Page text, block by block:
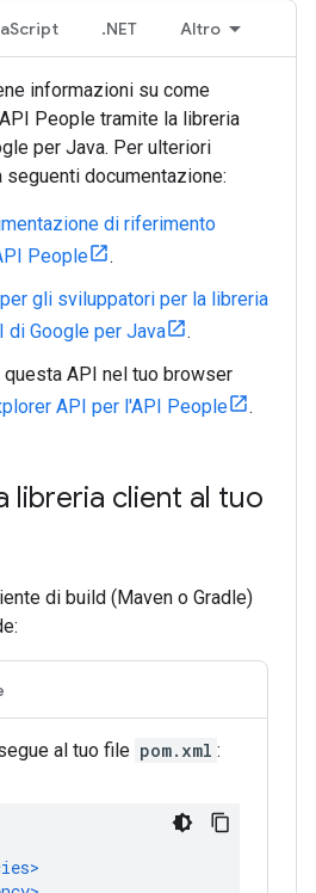
.NET Altro
informazioni su come
People tramite la libreria
per Java. Per ulteriori
documentazione:
di riferimento
People
.
gli sviluppatori per la libreria
di Google per Java
.
API nel tuo browser
API per l'API People .
libreria client al tuo
di build (Maven o Gradle)
al tuo file pom.xml :